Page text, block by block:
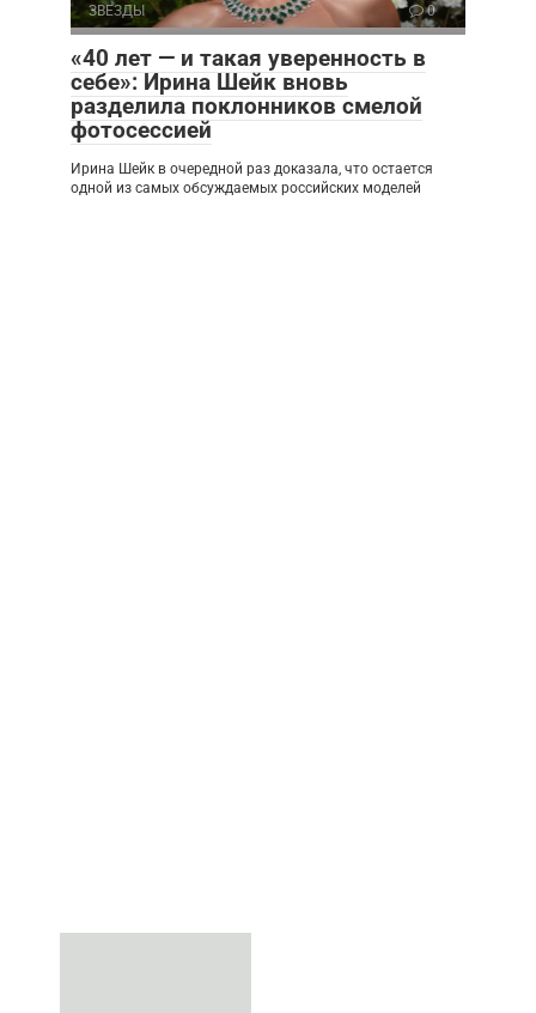
ЗВЕЗДЫ 0
«40 лет — и такая уверенность в
себе»: Ирина Шейк вновь
разделила поклонников смелой
фотосессией
Ирина Шейк в очередной раз доказала, что остается
одной из самых обсуждаемых российских моделей